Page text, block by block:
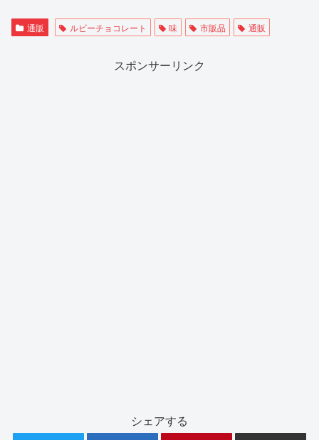
通販 ルビーチョコレート 味 市販品 通販
スポンサーリンク
シェアする